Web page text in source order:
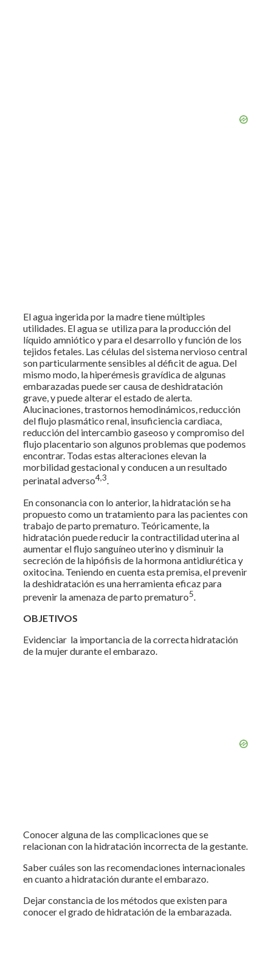
El agua ingerida por la madre tiene múltiples
utilidades. El agua se utiliza para la producción del
líquido amniótico y para el desarrollo y función de los
tejidos fetales. Las células del sistema nervioso central
son particularmente sensibles al déficit de agua. Del
mismo modo, la hiperémesis gravídica de algunas
embarazadas puede ser causa de deshidratación
grave, y puede alterar el estado de alerta.
Alucinaciones, trastornos hemodinámicos, reducción
del flujo plasmático renal, insuficiencia cardiaca,
reducción del intercambio gaseoso y compromiso del
flujo placentario son algunos problemas que podemos
encontrar. Todas estas alteraciones elevan la
morbilidad gestacional y conducen a un resultado
perinatal adverso4,3.
En consonancia con lo anterior, la hidratación se ha
propuesto como un tratamiento para las pacientes con
trabajo de parto prematuro. Teóricamente, la
hidratación puede reducir la contractilidad uterina al
aumentar el flujo sanguíneo uterino y disminuir la
secreción de la hipófisis de la hormona antidiurética y
oxitocina. Teniendo en cuenta esta premisa, el prevenir
la deshidratación es una herramienta eficaz para
prevenir la amenaza de parto prematuro5.
OBJETIVOS
Evidenciar la importancia de la correcta hidratación
de la mujer durante el embarazo.
Conocer alguna de las complicaciones que se
relacionan con la hidratación incorrecta de la gestante.
Saber cuáles son las recomendaciones internacionales
en cuanto a hidratación durante el embarazo.
Dejar constancia de los métodos que existen para
conocer el grado de hidratación de la embarazada.